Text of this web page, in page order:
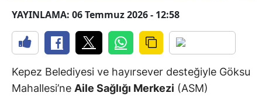
YAYINLAMA: 06 Temmuz 2026 - 12:58
Kepez Belediyesi ve hayırsever desteğiyle Göksu
Mahallesi’ne Aile Sağlığı Merkezi (ASM)